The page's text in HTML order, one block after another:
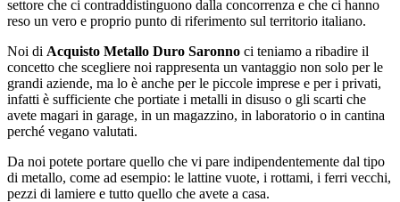
settore che ci contraddistinguono dalla concorrenza e che ci hanno
reso un vero e proprio punto di riferimento sul territorio italiano.
Noi di Acquisto Metallo Duro Saronno ci teniamo a ribadire il
concetto che scegliere noi rappresenta un vantaggio non solo per le
grandi aziende, ma lo è anche per le piccole imprese e per i privati,
infatti è sufficiente che portiate i metalli in disuso o gli scarti che
avete magari in garage, in un magazzino, in laboratorio o in cantina
perché vegano valutati.
Da noi potete portare quello che vi pare indipendentemente dal tipo
di metallo, come ad esempio: le lattine vuote, i rottami, i ferri vecchi,
pezzi di lamiere e tutto quello che avete a casa.